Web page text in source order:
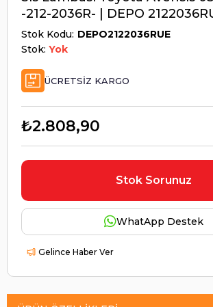
-212-2036R- | DEPO
Stok Kodu DEPO2122036RUE
Stok: Yok
ÜCRETSIZ KARGO
₺2.808,90
Stok Sorunuz
WhatApp Destek
Gelince Haber Ver